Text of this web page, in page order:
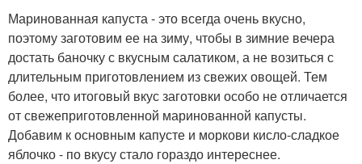
Маринованная капуста - это всегда очень вкусно,
поэтому заготовим ее на зиму, чтобы в зимние вечера
достать баночку с вкусным салатиком, а не возиться с
длительным приготовлением из свежих овощей. Тем
более, что итоговый вкус заготовки особо не отличается
от свежеприготовленной маринованной капусты.
Добавим к основным капусте и моркови кисло-сладкое
яблочко - по вкусу стало гораздо интереснее.